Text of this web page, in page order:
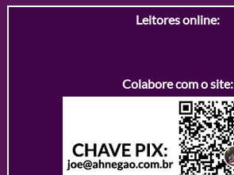
Leitores online:
Colabore com o site: